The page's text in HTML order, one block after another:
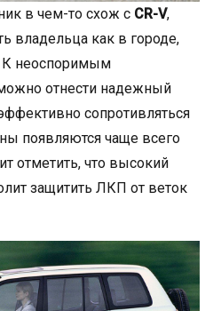
в чем-то схож с CR-V,
владельца как в городе,
К неоспоримым
отнести надежный
сопротивляться
появляются чаще всего
отметить, что высокий
защитить ЛКП от веток